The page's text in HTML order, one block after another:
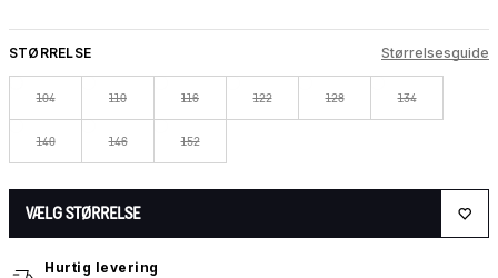
STØRRELSE Størrelsesguide
104 110 116 122 128 134
140 146 152
VÆLG STØRRELSE
Hurtig levering